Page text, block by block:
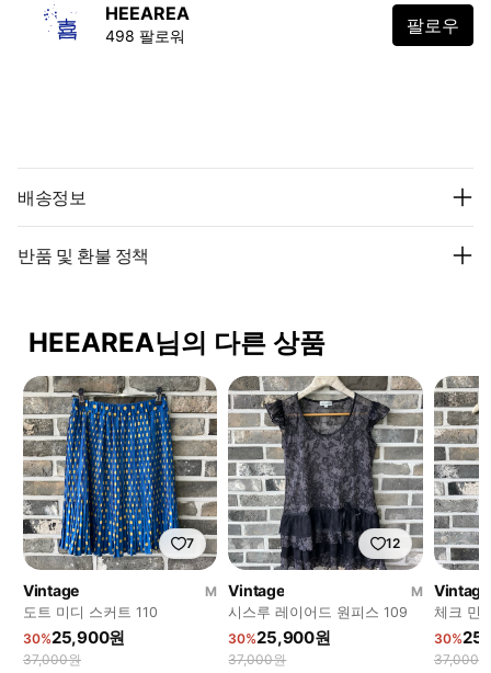
HEEAREA
498 팔로워 팔로우
배송정보
반품 및 환불 정책
HEEAREA님의 다른 상품
7
Vintage
M
도트 미디 스커트 110
30%25,900원
37,000원
12
Vintage
M
시스루 레이어드 원피스 109
30%25,900원
37,000원
Vintage
체크 민
30%
37,000원